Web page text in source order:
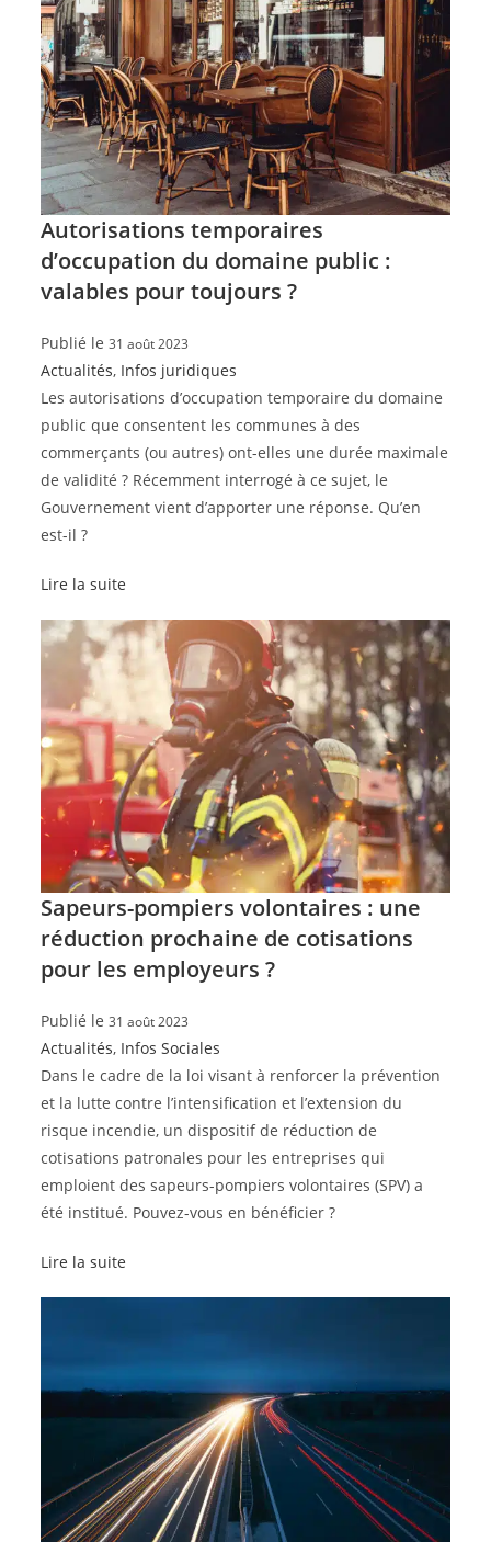
Autorisations temporaires
d’occupation du domaine public :
valables pour toujours ?
Publié le31 août 2023
Actualités, Infos juridiques
Les autorisations d’occupation temporaire du domaine
public que consentent les communes à des
commerçants (ou autres) ont-elles une durée maximale
de validité ? Récemment interrogé à ce sujet, le
Gouvernement vient d’apporter une réponse. Qu’en
est-il ?
Lire la suite
Sapeurs-pompiers volontaires : une
réduction prochaine de cotisations
pour les employeurs ?
Publié le31 août 2023
Actualités, Infos Sociales
Dans le cadre de la loi visant à renforcer la prévention
et la lutte contre l’intensification et l’extension du
risque incendie, un dispositif de réduction de
cotisations patronales pour les entreprises qui
emploient des sapeurs-pompiers volontaires (SPV) a
été institué. Pouvez-vous en bénéficier ?
Lire la suite